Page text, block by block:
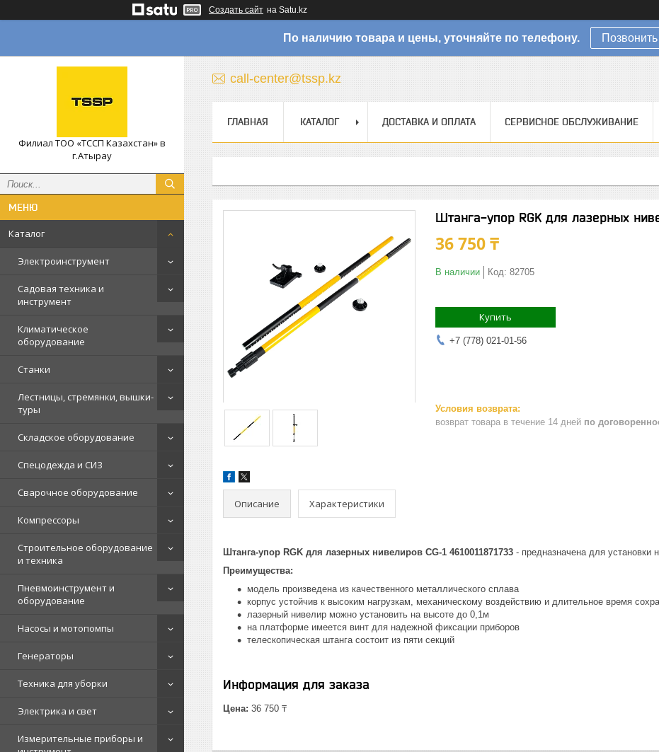
Создать сайт на Satu.kz
По наличию товара и цены, уточняйте по телефону. Позвонить
Филиал ТОО «ТССП Казахстан» в
г.Атырау
Каталог
Электроинструмент
Садовая техника и
инструмент
Климатическое
оборудование
Станки
Лестницы, стремянки, вышки-
туры
Складское оборудование
Спецодежда и СИЗ
Сварочное оборудование
Компрессоры
Строительное оборудование
и техника
Пневмоинструмент и
оборудование
Насосы и мотопомпы
Генераторы
Техника для уборки
Электрика и свет
Измерительные приборы и
call-center@tssp.kz
ГЛАВНАЯ КАТАЛОГ ДОСТАВКА И ОПЛАТА СЕРВИСНОЕ ОБСЛУЖИВАНИЕ
Штанга-упор RGK для лазерных
36 750 ₸
В наличии Код: 82705
Купить
+7 (778) 021-01-56
возврат товара в течение 14 дней по
Описание Характеристики
Штанга-упор RGK для лазерных нивелиров CG-1 4610011871733 - предназначена для установки
Преимущества:
модель произведена из качественного металлического сплава
корпус устойчив к высоким нагрузкам, механическому воздействию и длительное время
лазерный нивелир можно установить на высоте до 0,1м
на платформе имеется винт для надежной фиксации приборов
телескопическая штанга состоит из пяти секций
Информация для заказа
Цена: 36 750 ₸